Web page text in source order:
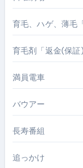
育毛、ハゲ、薄毛
育毛剤「返金(保証
満員電車
バウアー
長寿番組
追っかけ